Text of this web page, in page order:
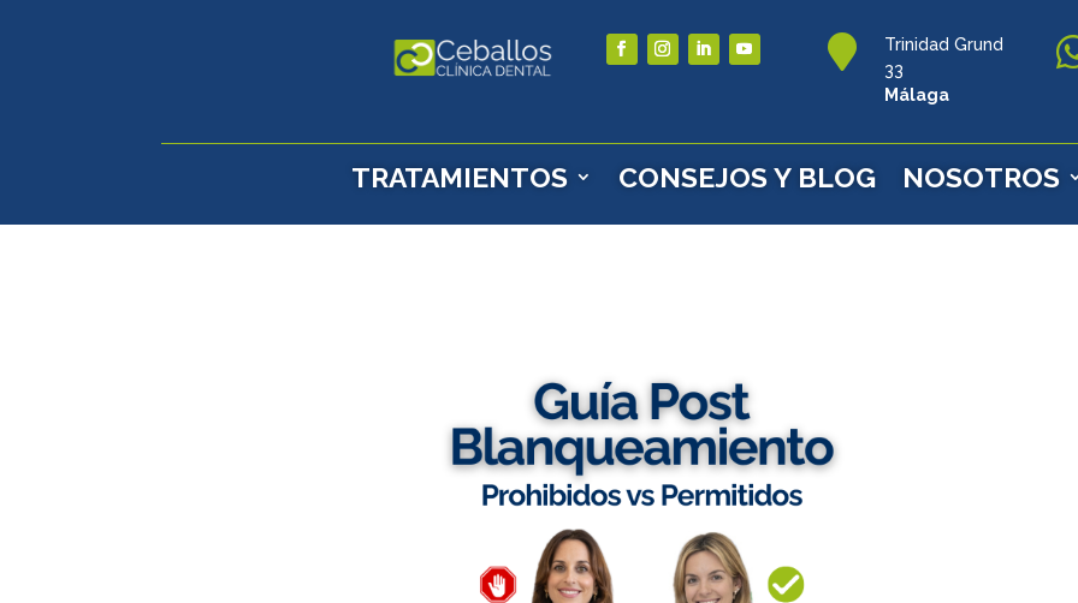

Trinidad Grund
33
Málaga
TRATAMIENTOS CONSEJOS Y BLOG NOSOTROS